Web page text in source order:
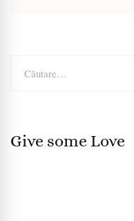
după:
Give some Love